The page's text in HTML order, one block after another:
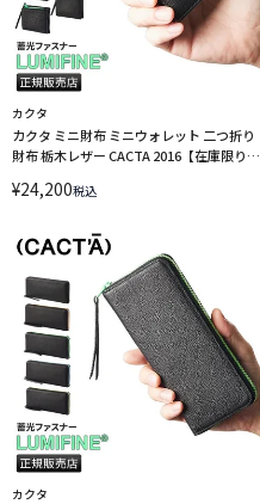
カクタ
カクタ ミニ財布 ミニウォレット 二つ折り
財布 栃木レザー CACTA 2016【在庫限り】
¥24,200税込
カクタ